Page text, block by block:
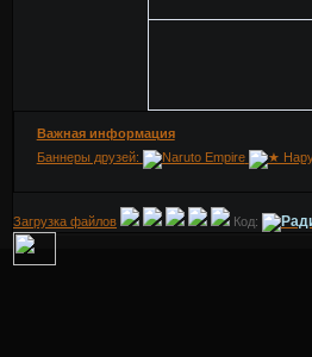
Важная информация
Баннеры друзей:
Загрузка файлов Код: